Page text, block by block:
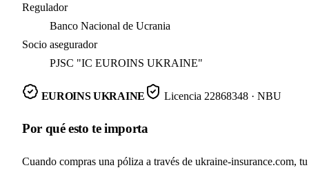
Regulador
Banco Nacional de Ucrania
Socio asegurador
PJSC "IC EUROINS UKRAINE"
EUROINS UKRAINE Licencia 22868348· NBU
Por qué esto te importa
Cuando compras una póliza a través de ukraine-insurance.com, tu